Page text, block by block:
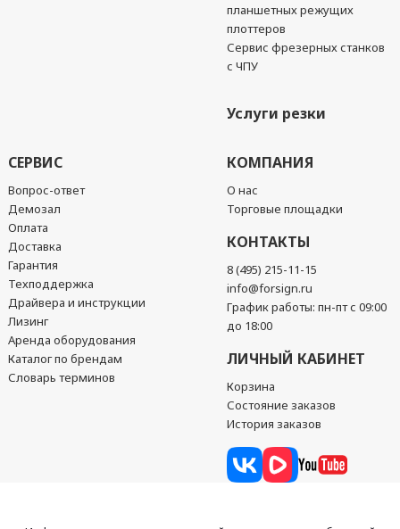
планшетных режущих
плоттеров
Сервис фрезерных станков
с ЧПУ
Услуги резки
СЕРВИС
Вопрос-ответ
Демозал
Оплата
Доставка
Гарантия
Техподдержка
Драйвера и инструкции
Лизинг
Аренда оборудования
Каталог по брендам
Словарь терминов
КОМПАНИЯ
О нас
Торговые площадки
КОНТАКТЫ
8 (495) 215-11-15
info@forsign.ru
График работы: пн-пт с 09:00
до 18:00
ЛИЧНЫЙ КАБИНЕТ
Корзина
Состояние заказов
История заказов